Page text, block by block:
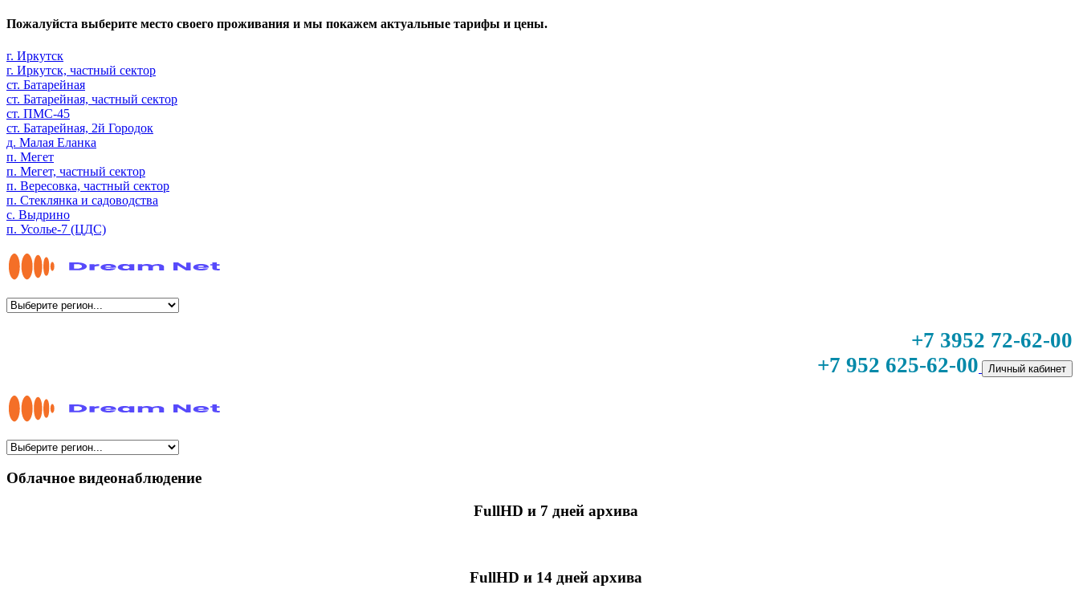
Пожалуйста выберите место своего проживания и мы покажем актуальные тарифы и цены.
г. Иркутск
г. Иркутск, частный сектор
ст. Батарейная
ст. Батарейная, частный сектор
ст. ПМС-45
ст. Батарейная, 2й Городок
д. Малая Еланка
п. Мегет
п. Мегет, частный сектор
п. Вересовка, частный сектор
п. Стеклянка и садоводства
с. Выдрино
п. Усолье-7 (ЦДС)
+7 3952 72-62-00
+7 952 625-62-00
Личный кабинет
Облачное видеонаблюдение
FullHD и 7 дней архива
FullHD и 14 дней архива